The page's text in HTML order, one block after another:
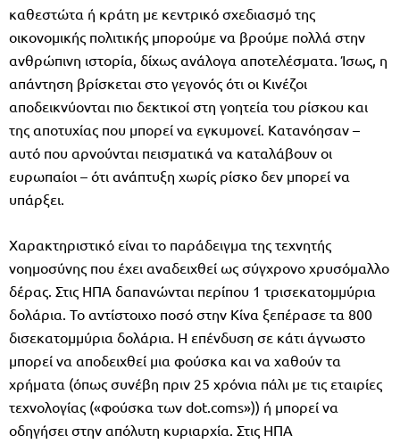
καθεστώτα ή κράτη με κεντρικό σχεδιασμό της
οικονομικής πολιτικής μπορούμε να βρούμε πολλά στην
ανθρώπινη ιστορία, δίχως ανάλογα αποτελέσματα. Ίσως, η
απάντηση βρίσκεται στο γεγονός ότι οι Κινέζοι
αποδεικνύονται πιο δεκτικοί στη γοητεία του ρίσκου και
της αποτυχίας που μπορεί να εγκυμονεί. Κατανόησαν –
αυτό που αρνούνται πεισματικά να καταλάβουν οι
ευρωπαίοι – ότι ανάπτυξη χωρίς ρίσκο δεν μπορεί να
υπάρξει.
Χαρακτηριστικό είναι το παράδειγμα της τεχνητής
νοημοσύνης που έχει αναδειχθεί ως σύγχρονο χρυσόμαλλο
δέρας. Στις ΗΠΑ δαπανώνται περίπου 1 τρισεκατομμύρια
δολάρια. Το αντίστοιχο ποσό στην Κίνα ξεπέρασε τα 800
δισεκατομμύρια δολάρια. Η επένδυση σε κάτι άγνωστο
μπορεί να αποδειχθεί μια φούσκα και να χαθούν τα
χρήματα (όπως συνέβη πριν 25 χρόνια πάλι με τις εταιρίες
τεχνολογίας («φούσκα των dot.coms»)) ή μπορεί να
οδηγήσει στην απόλυτη κυριαρχία. Στις ΗΠΑ